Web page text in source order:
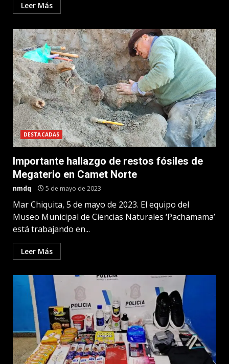
Leer Más
DESTACADAS
Importante hallazgo de restos fósiles de
Megaterio en Camet Norte
nmdq 5 de mayo de 2023
Mar Chiquita, 5 de mayo de 2023. El equipo del
Museo Municipal de Ciencias Naturales ‘Pachamama’
está trabajando en...
Leer Más